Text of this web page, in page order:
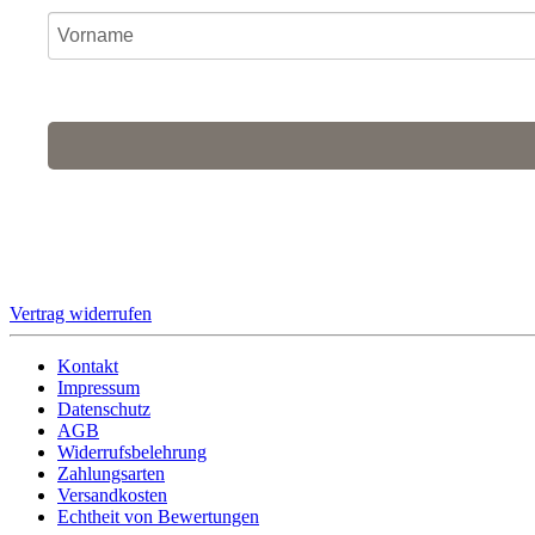
Vertrag widerrufen
Kontakt
Impressum
Datenschutz
AGB
Widerrufsbelehrung
Zahlungsarten
Versandkosten
Echtheit von Bewertungen